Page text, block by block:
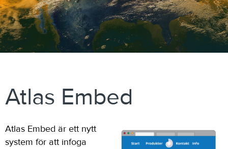
Atlas Embed
Atlas Embed är ett nytt
system för att infoga